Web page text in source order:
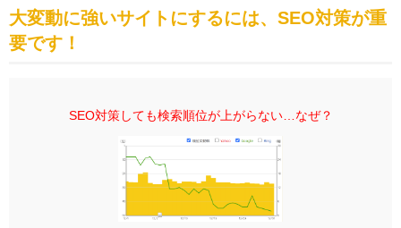
大変動に強いサイトにするには、SEO対策が重
要です！
SEO対策しても検索順位が上がらない…なぜ？